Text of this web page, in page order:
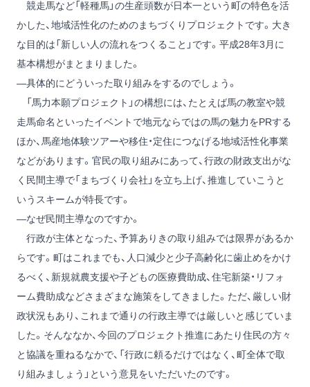
競走馬など「軽種馬」の生産頭数が日本一という町の特色を活
かした、地域活性化のためのまちづくりプロジェクトです。大き
な目的は「新しい人の流れをつくること」です。平成28年3月に
基本構想がまとまりました。
―具体的にどういった取り組みをするのでしょう。
「馬力本願プロジェクト」の構想には、たとえば馬の教室や競
走馬命名といったイベントで地元ならではの馬の魅力をPRする
ほか、馬産地体験ツアーや移住・定住につなげる地域活性化事業
などがあります。官民の取り組みにあって、行政の財政支出がな
く民間主導で「まちづくり会社」を立ち上げ、推進していこうと
いうスキームが特長です。
―なぜ民間主導なのですか。
行政が主体となった、予算ありきの取り組みでは限界があるか
らです。町はこれまでも、人口減少と少子高齢化に歯止めをかけ
るべく、新規就農支援や子どもの医療費助成、住宅新築・リフォ
ーム費助成などさまざまな施策をしてきました。ただ、厳しい財
政状況もあり、これまで通りの行政主導では厳しいと感じていま
した。そんななか、今回のプロジェクト推進にあたり住民の方々
と協議を重ねるなかで、「行政に頼るだけではなく、町全体で取
り組みましょう」という意見をいただいたのです。